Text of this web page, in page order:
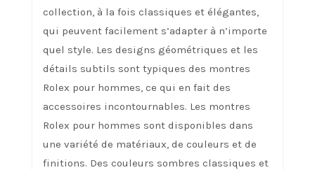
collection, à la fois classiques et élégantes,
qui peuvent facilement s’adapter à n’importe
quel style. Les designs géométriques et les
détails subtils sont typiques des montres
Rolex pour hommes, ce qui en fait des
accessoires incontournables. Les montres
Rolex pour hommes sont disponibles dans
une variété de matériaux, de couleurs et de
finitions. Des couleurs sombres classiques et